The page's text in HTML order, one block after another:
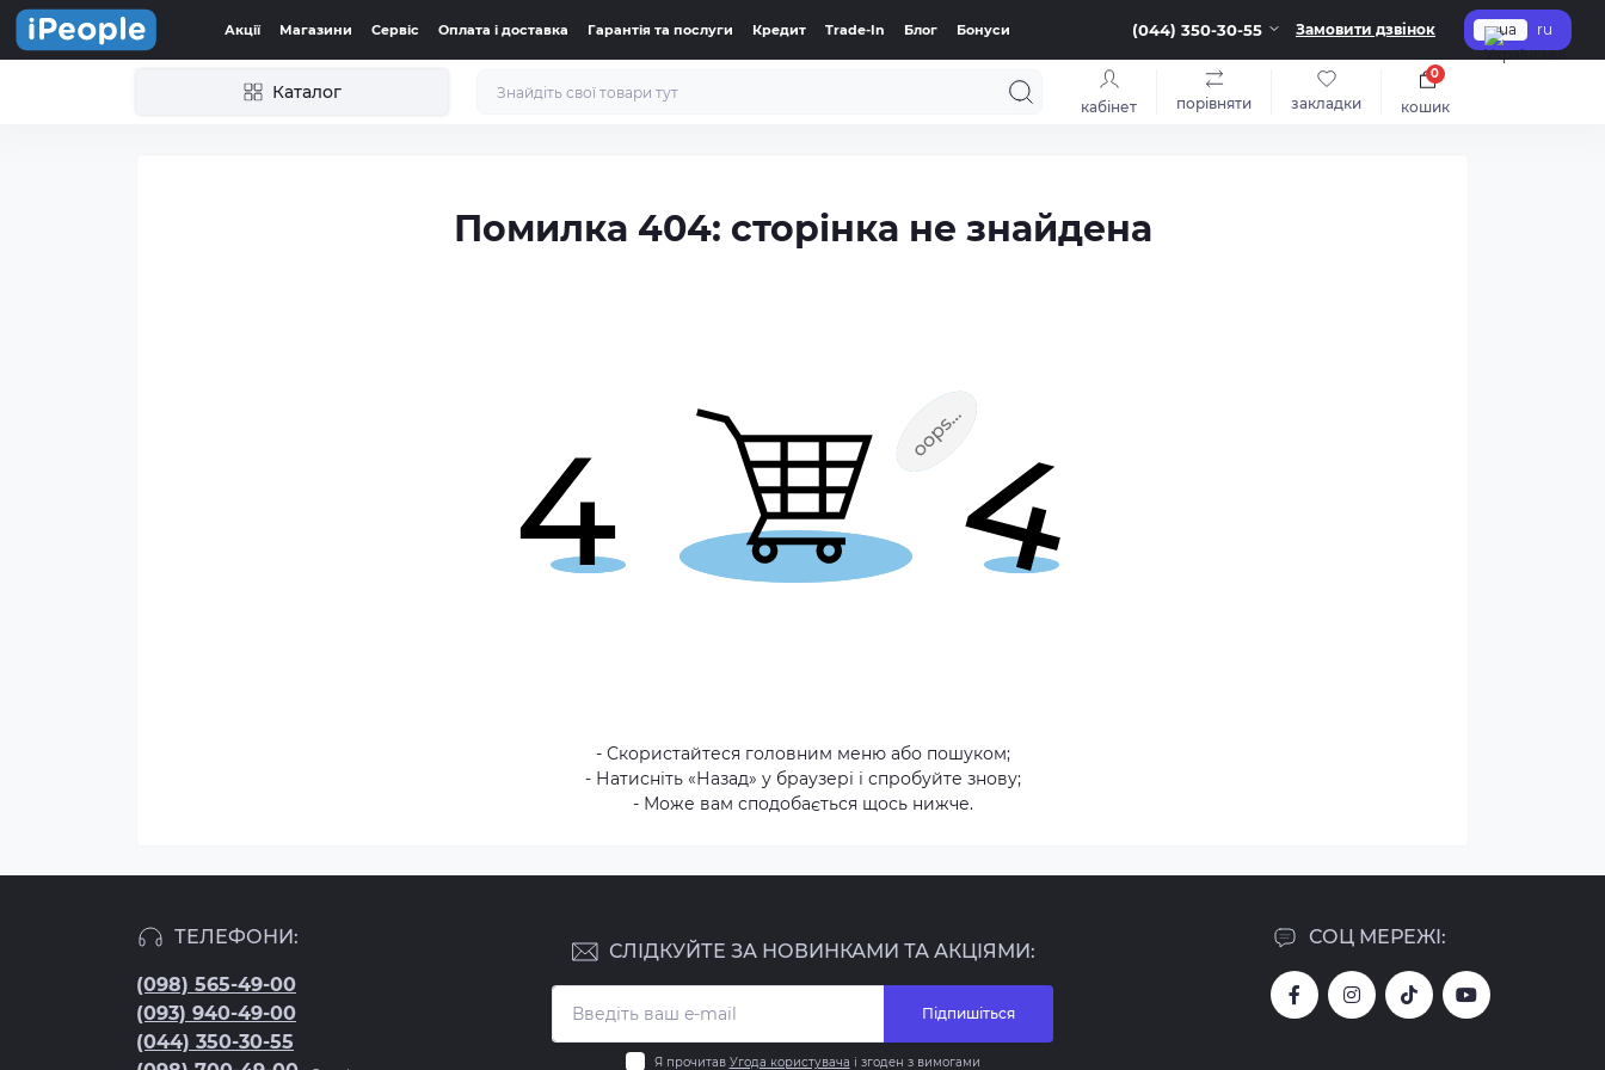
Акції Магазини Сервіс Оплата і доставка Гарантія та послуги Кредит Trade-In Блог Бонуси (044) 350-30-55 Замовити дзвінок ua ru
Каталог
кабінет порівняти закладки кошик
0
Помилка 404: сторінка не знайдена
- Скористайтеся головним меню або пошуком;
- Натисніть «Назад» у браузері і спробуйте знову;
- Може вам сподобається щось нижче.
ТЕЛЕФОНИ:
(098) 565-49-00
(093) 940-49-00
(044) 350-30-55
СОЦ МЕРЕЖІ:
СЛІДКУЙТЕ ЗА НОВИНКАМИ ТА АКЦІЯМИ:
Підпишіться
Я прочитав Угода користувача і згоден з вимогами